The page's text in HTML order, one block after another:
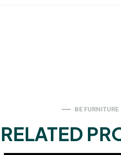
BE FURNITURE
RELATED